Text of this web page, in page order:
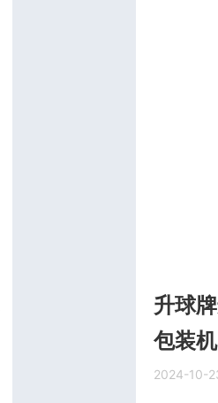
升球
包装
2024-10-